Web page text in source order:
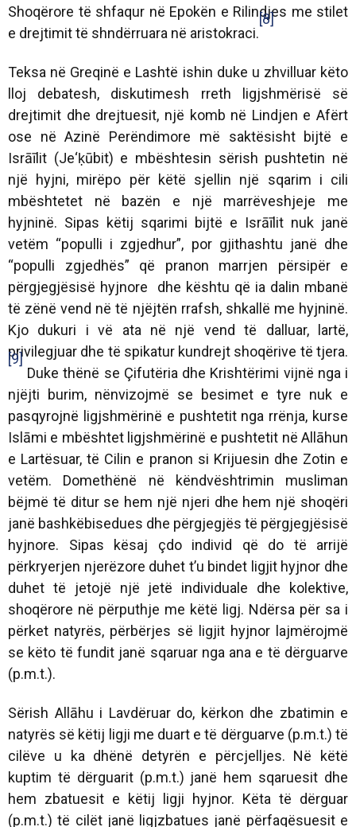
Shoqërore të shfaqur në Epokën e Rilindjes me stilet
e drejtimit të shndërruara në aristokraci.
[8]
Teksa në Greqinë e Lashtë ishin duke u zhvilluar këto
lloj debatesh, diskutimesh rreth ligjshmërisë së
drejtimit dhe drejtuesit, një komb në Lindjen e Afërt
ose në Azinë Perëndimore më saktësisht bijtë e
Isrāīlit (Je‘ḳūbit) e mbështesin sërish pushtetin në
një hyjni, mirëpo për këtë sjellin një sqarim i cili
mbështetet në bazën e një marrëveshjeje me
hyjninë. Sipas këtij sqarimi bijtë e Isrāīlit nuk janë
vetëm “populli i zgjedhur”, por gjithashtu janë dhe
“populli zgjedhës” që pranon marrjen përsipër e
përgjegjësisë hyjnore dhe kështu që ia dalin mbanë
të zënë vend në të njëjtën rrafsh, shkallë me hyjninë.
Kjo dukuri i vë ata në një vend të dalluar, lartë,
privilegjuar dhe të spikatur kundrejt shoqërive të tjera.
[9]
Duke thënë se Çifutëria dhe Krishtërimi vijnë nga i
njëjti burim, nënvizojmë se besimet e tyre nuk e
pasqyrojnë ligjshmërinë e pushtetit nga rrënja, kurse
Islāmi e mbështet ligjshmërinë e pushtetit në Allāhun
e Lartësuar, të Cilin e pranon si Krijuesin dhe Zotin e
vetëm. Domethënë në këndvështrimin musliman
bëjmë të ditur se hem një njeri dhe hem një shoqëri
janë bashkëbisedues dhe përgjegjës të përgjegjësisë
hyjnore. Sipas kësaj çdo individ që do të arrijë
përkryerjen njerëzore duhet t’u bindet ligjit hyjnor dhe
duhet të jetojë një jetë individuale dhe kolektive,
shoqërore në përputhje me këtë ligj. Ndërsa për sa i
përket natyrës, përbërjes së ligjit hyjnor lajmërojmë
se këto të fundit janë sqaruar nga ana e të dërguarve
(p.m.t.).
Sërish Allāhu i Lavdëruar do, kërkon dhe zbatimin e
natyrës së këtij ligji me duart e të dërguarve (p.m.t.) të
cilëve u ka dhënë detyrën e përcjelljes. Në këtë
kuptim të dërguarit (p.m.t.) janë hem sqaruesit dhe
hem zbatuesit e këtij ligji hyjnor. Këta të dërguar
(p.m.t.) të cilët janë ligjzbatues janë përfaqësuesit e